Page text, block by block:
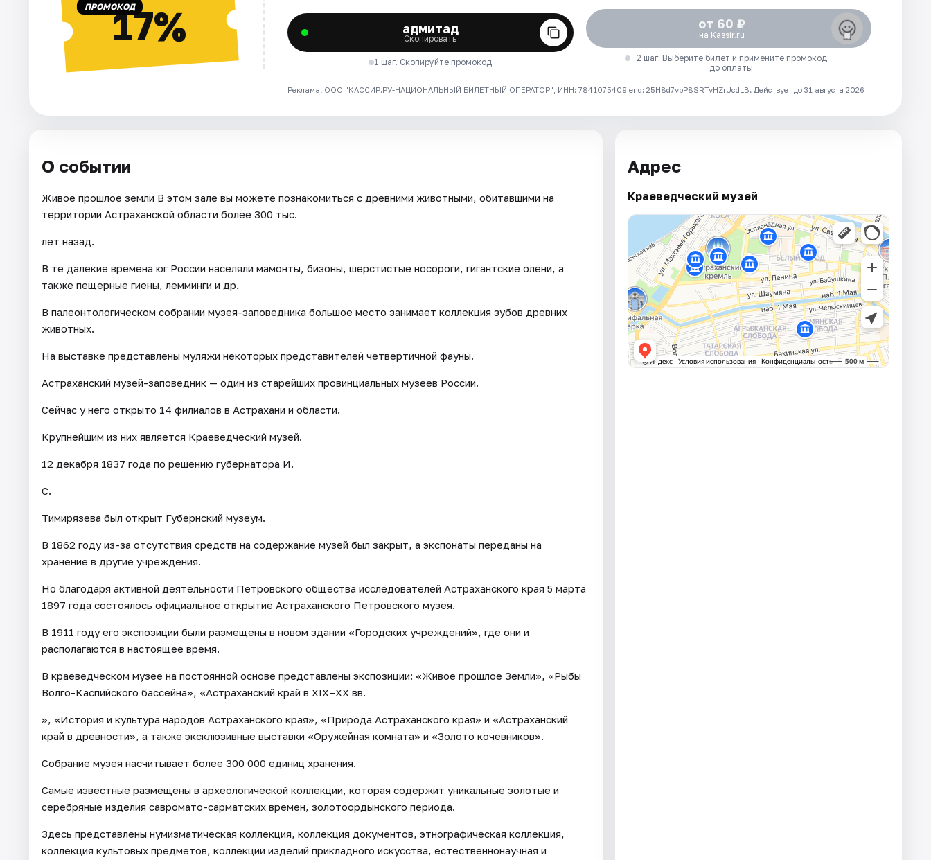
ПРОМОКОД17% адмитад
Скопировать
1 шаг. Скопируйте промокод
от 60 ₽
на Kassir.ru
2 шаг. Выберите билет и примените промокод
до оплаты
Реклама. ООО "КАССИР.РУ-НАЦИОНАЛЬНЫЙ БИЛЕТНЫЙ ОПЕРАТОР", ИНН: 7841075409 erid: 25H8d7vbP8SRTvHZrUcdLB. Действует до 31 августа 2026
О событии
Живое прошлое земли В этом зале вы можете познакомиться с древними животными, обитавшими на
территории Астраханской области более 300 тыс.
лет назад.
В те далекие времена юг России населяли мамонты, бизоны, шерстистые носороги, гигантские олени, а
также пещерные гиены, лемминги и др.
В палеонтологическом собрании музея-заповедника большое место занимает коллекция зубов древних
животных.
На выставке представлены муляжи некоторых представителей четвертичной фауны.
Астраханский музей-заповедник — один из старейших провинциальных музеев России.
Сейчас у него открыто 14 филиалов в Астрахани и области.
Крупнейшим из них является Краеведческий музей.
12 декабря 1837 года по решению губернатора И.
С.
Тимирязева был открыт Губернский музеум.
В 1862 году из-за отсутствия средств на содержание музей был закрыт, а экспонаты переданы на
хранение в другие учреждения.
Но благодаря активной деятельности Петровского общества исследователей Астраханского края 5 марта
1897 года состоялось официальное открытие Астраханского Петровского музея.
В 1911 году его экспозиции были размещены в новом здании «Городских учреждений», где они и
располагаются в настоящее время.
В краеведческом музее на постоянной основе представлены экспозиции: «Живое прошлое Земли», «Рыбы
Волго-Каспийского бассейна», «Астраханский край в XIX–XX вв.
», «История и культура народов Астраханского края», «Природа Астраханского края» и «Астраханский
край в древности», а также эксклюзивные выставки «Оружейная комната» и «Золото кочевников».
Собрание музея насчитывает более 300 000 единиц хранения.
Самые известные размещены в археологической коллекции, которая содержит уникальные золотые и
серебряные изделия савромато-сарматских времен, золотоордынского периода.
Здесь представлены нумизматическая коллекция, коллекция документов, этнографическая коллекция,
коллекция культовых предметов, коллекции изделий прикладного искусства, естественнонаучная и
Адрес
Краеведческий музей